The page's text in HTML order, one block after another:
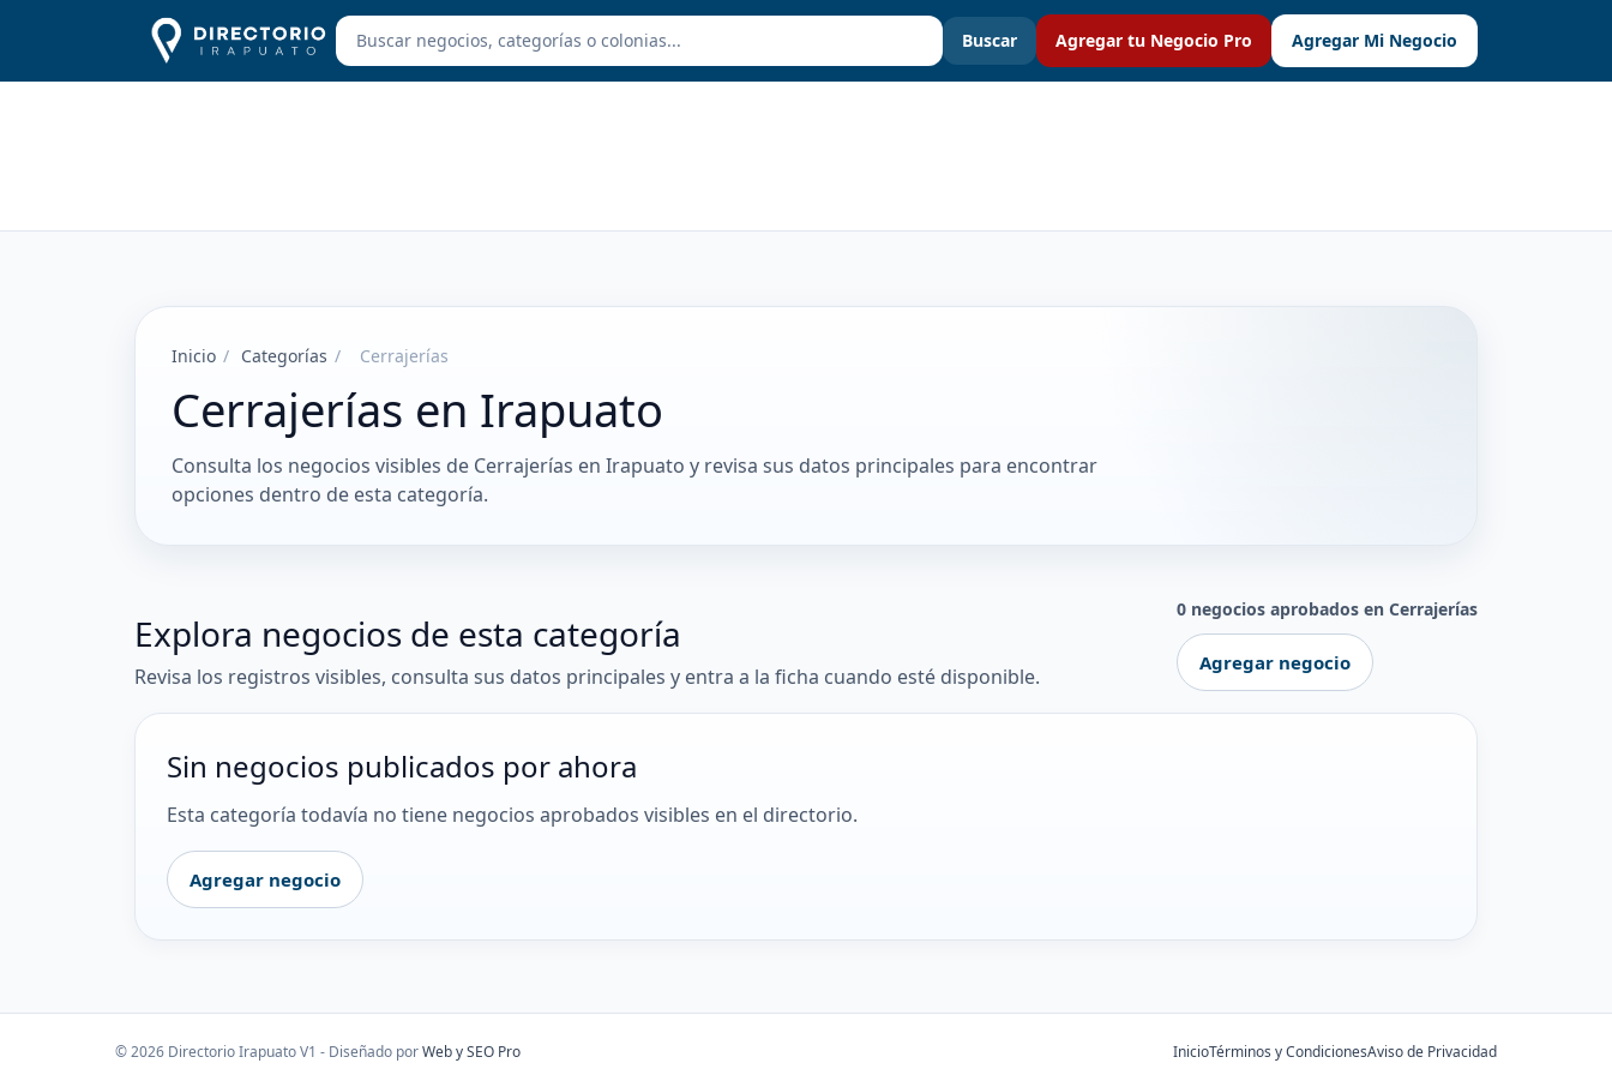
Buscar Agregar tu Negocio Pro Agregar Mi Negocio
Inicio / Categorías / Cerrajerías
Cerrajerías en Irapuato
Consulta los negocios visibles de Cerrajerías en Irapuato y revisa sus datos principales para encontrar
opciones dentro de esta categoría.
Explora negocios de esta categoría
Revisa los registros visibles, consulta sus datos principales y entra a la ficha cuando esté disponible.
0 negocios aprobados en Cerrajerías
Agregar negocio
Sin negocios publicados por ahora
Esta categoría todavía no tiene negocios aprobados visibles en el directorio.
Agregar negocio
© 2026 Directorio Irapuato V1 - Diseñado porWeb y SEO Pro InicioTérminos y CondicionesAviso de Privacidad